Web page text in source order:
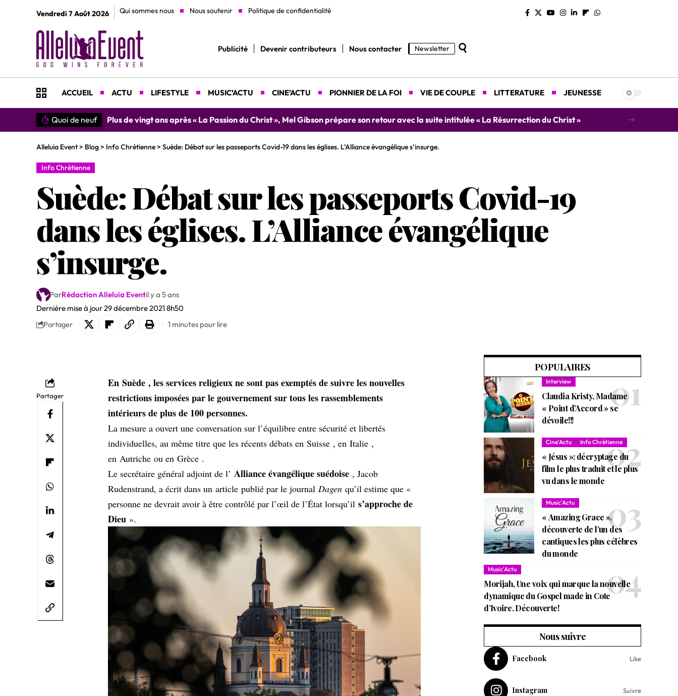
Vendredi 7 Août 2026 Qui sommes nous Nous soutenir Politique de confidentialité
Publicité Devenir contributeurs Nous contacter Newsletter
ACCUEIL ACTU LIFESTYLE MUSIC’ACTU CINE’ACTU PIONNIER DE LA FOI VIE DE COUPLE LITTERATURE JEUNESSE
Quoi de neuf
du Christ » »SIMPLEMENT MERCI » : Chantre Lyah donne rendez-vous le 9 août prochain à Abidjan pour un concert caritatif au profit des orphelins
Alleluia Event> Blog> Info Chrétienne> Suède: Débat sur les passeports Covid-19 dans les églises. L’Alliance évangélique s’insurge.
Info Chrétienne
Suède: Débat sur les passeports Covid-19
dans les églises. L’Alliance évangélique
s’insurge.
Dernière mise à jour 29 décembre 2021 8h50
ParRédaction Alleluia Eventil y a 5 ans
Partager 1 minutes pour lire
Partager
EnSuède , les services religieux ne sont pas exemptés de suivre les nouvelles
restrictions imposées par le gouvernement sur tous les rassemblements
intérieurs de plus de 100 personnes.
La mesure a ouvert une conversation sur l’équilibre entre sécurité et libertés
individuelles, au même titre que les récents débats enSuisse , enItalie ,
en Autriche ou enGrèce .
Le secrétaire général adjoint de l’ Alliance évangélique suédoise , Jacob
Rudenstrand, a écrit dans unarticle publié par le journal Dagen qu’il estime que «
personne ne devrait avoir à être contrôlé par l’œil de l’État lorsqu’ils’approche de
Dieu ».
POPULAIRES
Interview
Claudia Kristy, Madame
« Point d’Accord » se
dévoile!!!
Cine'Actu Info Chrétienne
« Jésus »: décryptage du
film le plus traduit et le plus
vu dans le monde
Music'Actu
« Amazing Grace »,
découverte de l’un des
cantiques les plus célèbres
du monde
Music'Actu
Morijah, Une voix qui marque la nouvelle
dynamique du Gospel made in Cote
d’Ivoire. Découverte!
Nous suivre
Facebook Like
Instagram Suivre